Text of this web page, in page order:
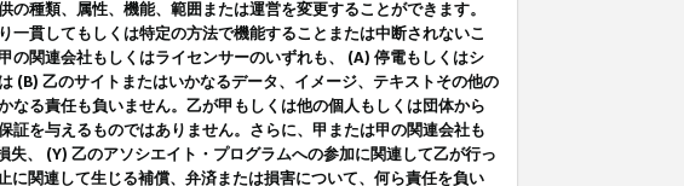
種類、属性、機能、範囲または運営を変更することができます。
貫してもしくは特定の方法で機能することまたは中断されないこ
の関連会社もしくはライセンサーのいずれも、 (A) 停電もしくはシ
(B) 乙のサイトまたはいかなるデータ、イメージ、テキストその他の
る責任も負いません。乙が甲もしくは他の個人もしくは団体から
を与えるものではありません。さらに、甲または甲の関連会社も
、 (Y) 乙のアソシエイト・プログラムへの参加に関連して乙が行っ
関連して生じる補償、弁済または損害について、何ら責任を負い